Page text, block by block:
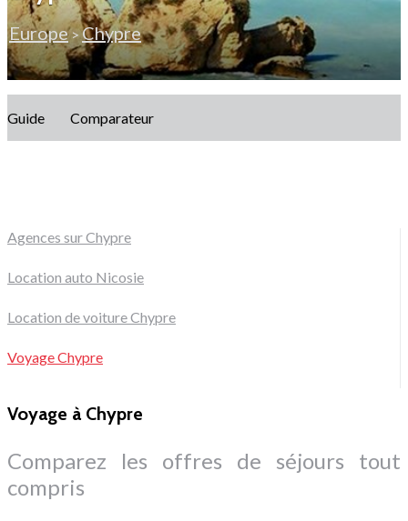
Europe>Chypre
Guide Comparateur
Agences sur Chypre
Location auto Nicosie
Location de voiture Chypre
Voyage Chypre
Voyage à Chypre
Comparez les offres de séjours tout
compris